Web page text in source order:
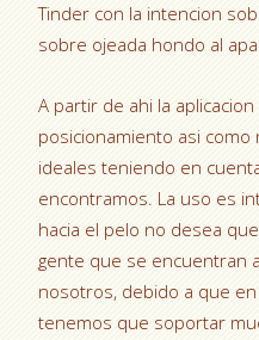
Tinder con la intencion
sobre ojeada hondo al
A partir de ahi la
posicionamiento asi­ como
ideales teniendo en
encontramos. La uso es
hacia el pelo no desea
gente que se encuentran
nosotros, debido a que
tenemos que soportar